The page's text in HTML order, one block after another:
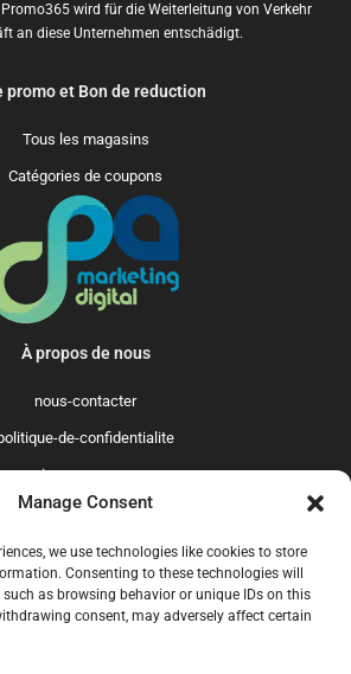
Manage Consent
we use technologies like cookies to store
Consenting to these technologies will
as browsing behavior or unique IDs on this
consent, may adversely affect certain
wird für die Weiterleitung von Verkehr
an diese Unternehmen entschädigt.
promo et Bon de reduction
Tous les magasins
Catégories de coupons
À propos de nous
nous-contacter
de-confidentialite
qui-sommes-nous
IT ES NL AU BR CA